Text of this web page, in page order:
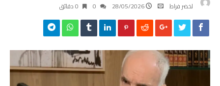
لخضر فراط 28/05/2026 0 ‫دقائق‬